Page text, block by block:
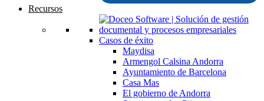
Recursos
Casos de éxito
Maydisa
Armengol Calsina Andorra
Ayuntamiento de Barcelona
Casa Mas
El gobierno de Andorra